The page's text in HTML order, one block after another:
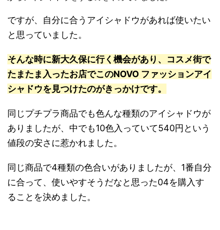
ですが、自分に合うアイシャドウがあれば使いたい
と思っていました。
そんな時に新大久保に行く機会があり、コスメ街で
たまたま入ったお店でこのNOVO ファッションアイ
シャドウを見つけたのがきっかけです。
同じプチプラ商品でも色んな種類のアイシャドウが
ありましたが、中でも10色入っていて540円という
値段の安さに惹かれました。
同じ商品で4種類の色合いがありましたが、1番自分
に合って、使いやすそうだなと思った04を購入す
ることを決めました。